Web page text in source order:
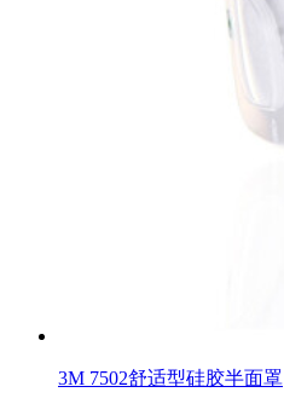
3M 7502舒适型硅胶半面罩